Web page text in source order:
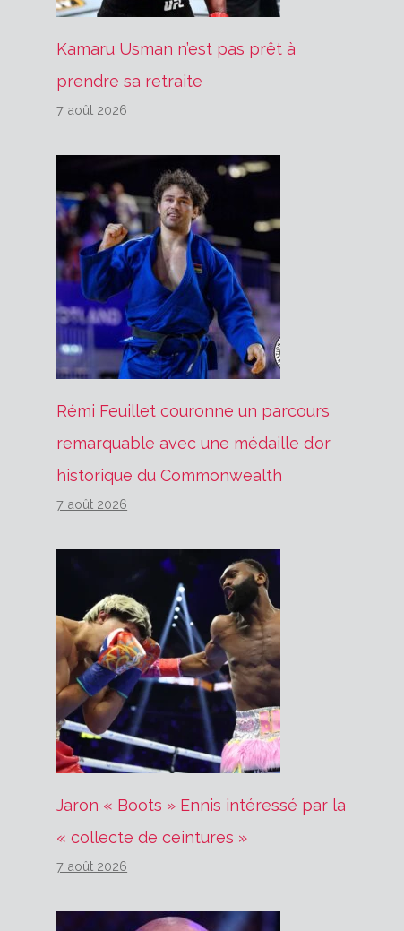
Kamaru Usman n’est pas prêt à
prendre sa retraite
7 août 2026
Rémi Feuillet couronne un parcours
remarquable avec une médaille d’or
historique du Commonwealth
7 août 2026
Jaron « Boots » Ennis intéressé par la
« collecte de ceintures »
7 août 2026